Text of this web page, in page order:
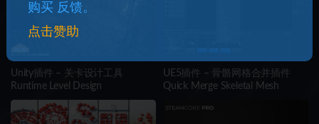
Unity插件 – 关卡设计工具
Runtime Level Design
UE5插件 – 骨骼网格合并插件
Quick Merge Skeletal Mesh
购买 反馈。
点击赞助